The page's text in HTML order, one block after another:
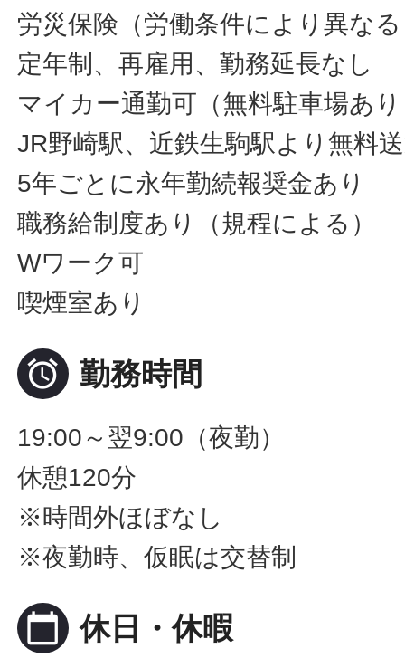
労災保険（労働条件により異な
定年制、再雇用、勤務延長なし
マイカー通勤可（無料駐車場あ
JR野崎駅、近鉄生駒駅より無料
5年ごとに永年勤続報奨金あり
職務給制度あり（規程による）
Wワーク可
喫煙室あり
 勤務時間
19:00～翌9:00（夜勤）
休憩120分
※時間外ほぼなし
※夜勤時、仮眠は交替制
calendar_today 休日・休暇